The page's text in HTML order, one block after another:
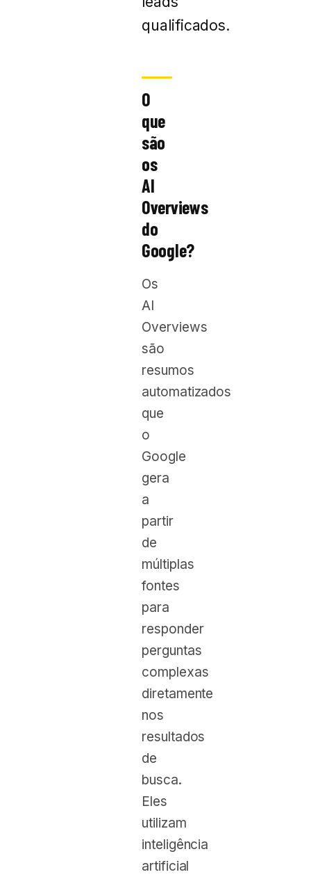
qualificados.
O
que
são
os
AI
Overviews
do
Google?
Os
AI
Overviews
são
resumos
automatizados
que
o
Google
gera
a
partir
de
múltiplas
fontes
para
responder
perguntas
complexas
diretamente
nos
resultados
de
busca.
Eles
utilizam
inteligência
artificial